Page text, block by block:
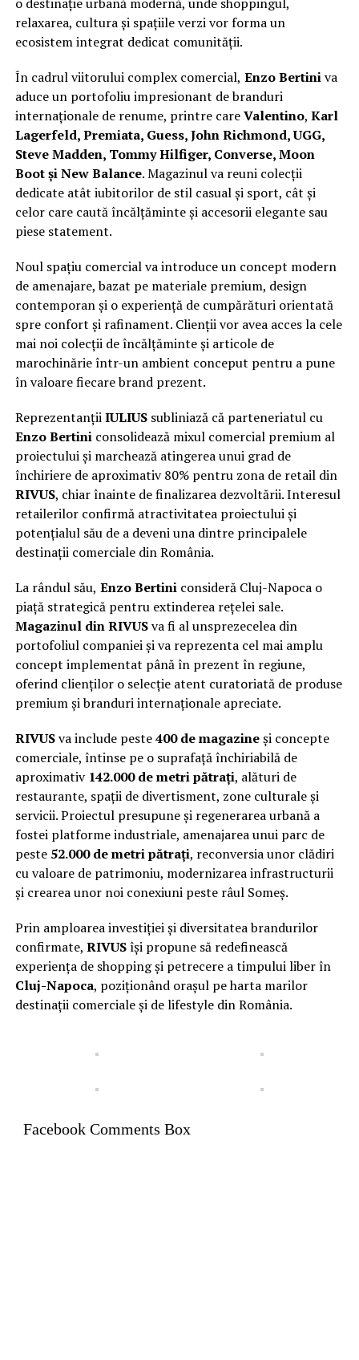
relaxarea, cultura și spațiile verzi vor forma un
ecosistem integrat dedicat comunității.
În cadrul viitorului complex comercial, Enzo Bertiniva
aduce un portofoliu impresionant de branduri
internaționale de renume, printre careValentino, Karl
Lagerfeld, Premiata, Guess, John Richmond, UGG,
Steve Madden, Tommy Hilfiger, Converse, Moon
Boot și New Balance. Magazinul va reuni colecții
dedicate atât iubitorilor de stil casual și sport, cât și
celor care caută încălțăminte și accesorii elegante sau
piese statement.
Noul spațiu comercial va introduce un concept modern
de amenajare, bazat pe materiale premium, design
contemporan și o experiență de cumpărături orientată
spre confort și rafinament. Clienții vor avea acces la cele
mai noi colecții de încălțăminte și articole de
marochinărie într-un ambient conceput pentru a pune
în valoare fiecare brand prezent.
ReprezentanțiiIULIUSsubliniază că parteneriatul cu
Enzo Bertiniconsolidează mixul comercial premium al
proiectului și marchează atingerea unui grad de
închiriere de aproximativ 80% pentru zona de retail din
RIVUS, chiar înainte de finalizarea dezvoltării. Interesul
retailerilor confirmă atractivitatea proiectului și
potențialul său de a deveni una dintre principalele
destinații comerciale din România.
La rândul său, Enzo Bertiniconsideră Cluj-Napoca o
piață strategică pentru extinderea rețelei sale.
Magazinul din RIVUSva fi al unsprezecelea din
portofoliul companiei și va reprezenta cel mai amplu
concept implementat până în prezent în regiune,
oferind clienților o selecție atent curatoriată de produse
premium și branduri internaționale apreciate.
RIVUSva include peste400 de magazineși concepte
comerciale, întinse pe o suprafață închiriabilă de
aproximativ 142.000 de metri pătrați, alături de
restaurante, spații de divertisment, zone culturale și
servicii. Proiectul presupune și regenerarea urbană a
fostei platforme industriale, amenajarea unui parc de
peste 52.000 de metri pătrați, reconversia unor clădiri
cu valoare de patrimoniu, modernizarea infrastructurii
și crearea unor noi conexiuni peste râul Someș.
Prin amploarea investiției și diversitatea brandurilor
confirmate, RIVUSîși propune să redefinească
experiența de shopping și petrecere a timpului liber în
Cluj-Napoca, poziționând orașul pe harta marilor
destinații comerciale și de lifestyle din România.
Facebook Comments Box